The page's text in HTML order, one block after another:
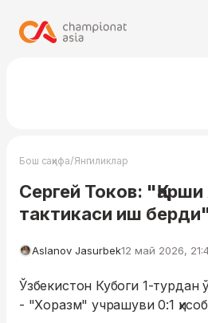
Бош саҳифа/Янгиликлар
Сергей Токов:
тактикаси иш
Aslanov Jasurbek12 май 2026,
Ўзбекистон Кубоги 1-
- "Хоразм" учрашуви 0:1